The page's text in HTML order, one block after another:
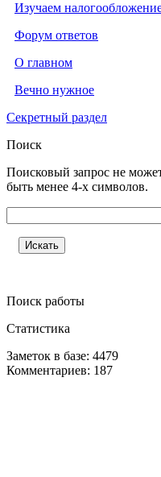
Изучаем
Форум ответов
О главном
Вечно нужное
Секретный раздел
Поиск
Поисковый запрос не
быть менее 4-х символов.
Поиск работы
Статистика
Заметок в базе: 4479
Комментариев: 187